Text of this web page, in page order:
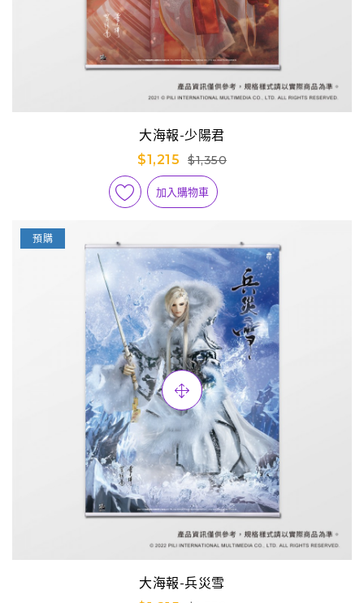
大海報-少陽君
$1,215
$1,350
加入購物車
預購
大海報-兵災雪